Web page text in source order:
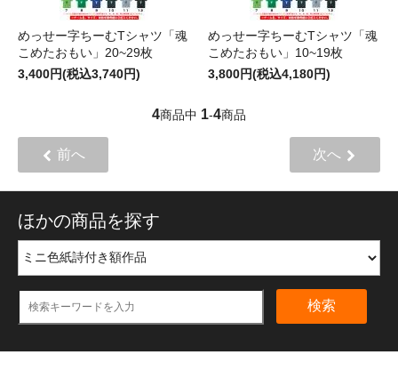
めっせー字ちーむTシャツ「魂
こめたおもい」20~29枚
3,400円(税込3,740円)
めっせー字ちーむTシャツ「魂
こめたおもい」10~19枚
3,800円(税込4,180円)
4商品中 1-4商品
前へ 次へ
ほかの商品を探す
検索